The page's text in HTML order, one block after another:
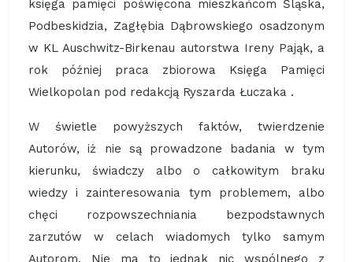
księga pamięci poświęcona mieszkańcom Śląska,
Podbeskidzia, Zagłębia Dąbrowskiego osadzonym
w KL Auschwitz-Birkenau autorstwa Ireny Pająk, a
rok później praca zbiorowa Księga Pamięci
Wielkopolan pod redakcją Ryszarda Łuczaka .
W świetle powyższych faktów, twierdzenie
Autorów, iż nie są prowadzone badania w tym
kierunku, świadczy albo o całkowitym braku
wiedzy i zainteresowania tym problemem, albo
chęci rozpowszechniania bezpodstawnych
zarzutów w celach wiadomych tylko samym
Autorom. Nie ma to jednak nic wspólnego z